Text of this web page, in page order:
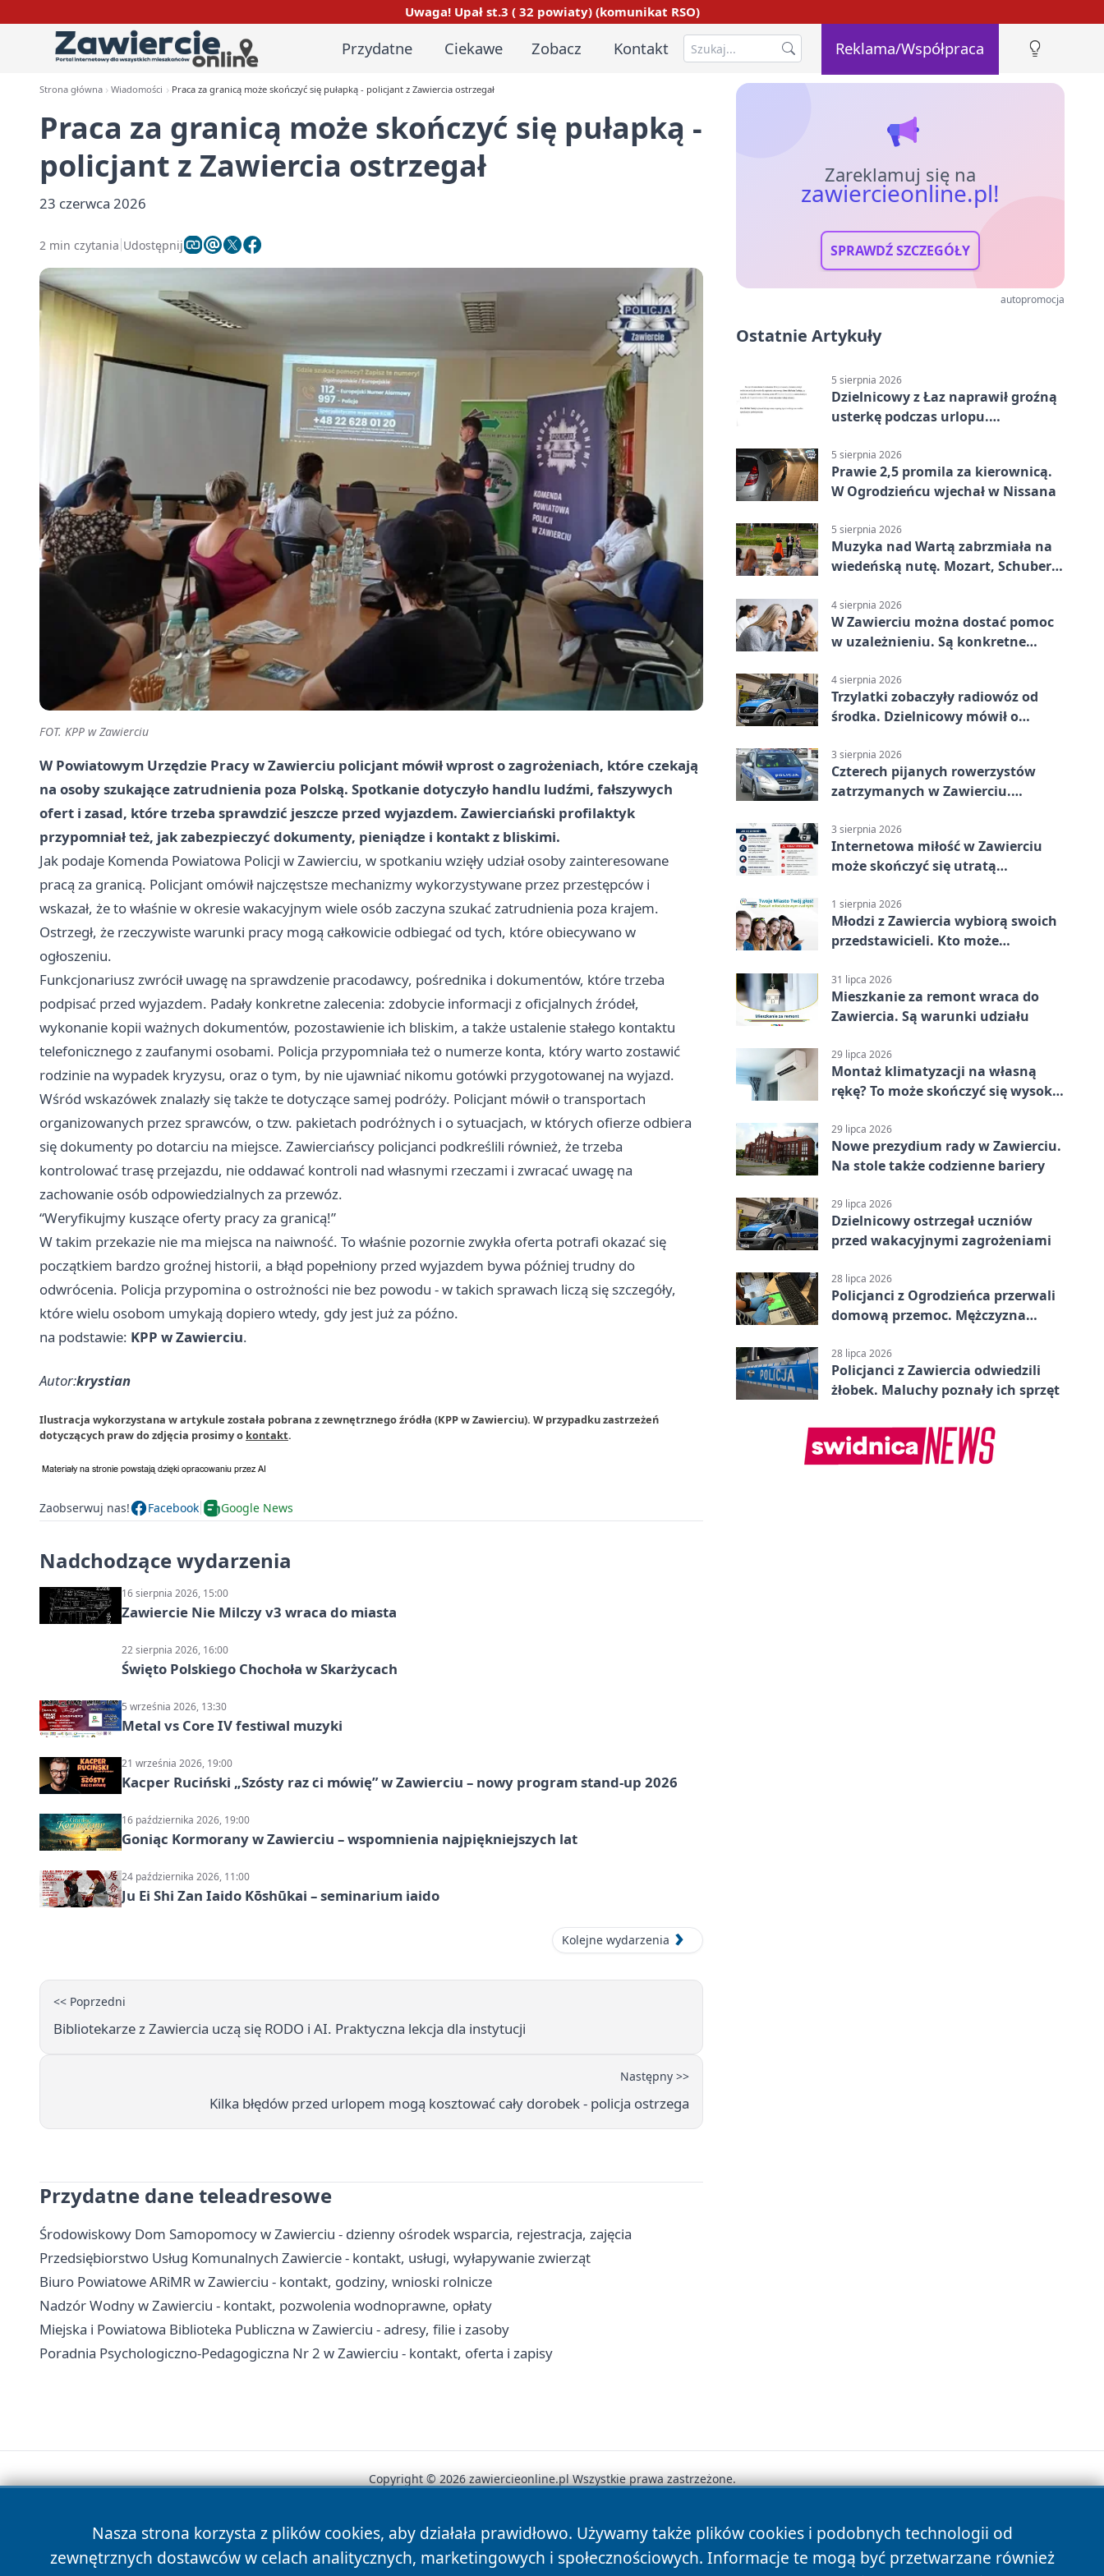
Uwaga! Upał st.3 ( 32 powiaty) (komunikat RSO)
Przydatne Ciekawe Zobacz Kontakt Reklama/Współpraca
Strona główna Wiadomości Praca za granicą może skończyć się pułapką - policjant z Zawiercia ostrzegał
Praca za granicą może skończyć się pułapką -
policjant z Zawiercia ostrzegał
23 czerwca 2026
2 min czytania Udostępnij
FOT. KPP w Zawierciu
W Powiatowym Urzędzie Pracy w Zawierciu policjant mówił wprost o zagrożeniach, które czekają
na osoby szukające zatrudnienia poza Polską. Spotkanie dotyczyło handlu ludźmi, fałszywych
ofert i zasad, które trzeba sprawdzić jeszcze przed wyjazdem. Zawierciański profilaktyk
przypomniał też, jak zabezpieczyć dokumenty, pieniądze i kontakt z bliskimi.
Jak podaje Komenda Powiatowa Policji w Zawierciu, w spotkaniu wzięły udział osoby zainteresowane
pracą za granicą. Policjant omówił najczęstsze mechanizmy wykorzystywane przez przestępców i
wskazał, że to właśnie w okresie wakacyjnym wiele osób zaczyna szukać zatrudnienia poza krajem.
Ostrzegł, że rzeczywiste warunki pracy mogą całkowicie odbiegać od tych, które obiecywano w
ogłoszeniu.
Funkcjonariusz zwrócił uwagę na sprawdzenie pracodawcy, pośrednika i dokumentów, które trzeba
podpisać przed wyjazdem. Padały konkretne zalecenia: zdobycie informacji z oficjalnych źródeł,
wykonanie kopii ważnych dokumentów, pozostawienie ich bliskim, a także ustalenie stałego kontaktu
telefonicznego z zaufanymi osobami. Policja przypomniała też o numerze konta, który warto zostawić
rodzinie na wypadek kryzysu, oraz o tym, by nie ujawniać nikomu gotówki przygotowanej na wyjazd.
Wśród wskazówek znalazły się także te dotyczące samej podróży. Policjant mówił o transportach
organizowanych przez sprawców, o tzw. pakietach podróżnych i o sytuacjach, w których ofierze odbiera
się dokumenty po dotarciu na miejsce. Zawierciańscy policjanci podkreślili również, że trzeba
kontrolować trasę przejazdu, nie oddawać kontroli nad własnymi rzeczami i zwracać uwagę na
zachowanie osób odpowiedzialnych za przewóz.
“Weryfikujmy kuszące oferty pracy za granicą!”
W takim przekazie nie ma miejsca na naiwność. To właśnie pozornie zwykła oferta potrafi okazać się
początkiem bardzo groźnej historii, a błąd popełniony przed wyjazdem bywa później trudny do
odwrócenia. Policja przypomina o ostrożności nie bez powodu - w takich sprawach liczą się szczegóły,
które wielu osobom umykają dopiero wtedy, gdy jest już za późno.
na podstawie: KPP w Zawierciu.
Autor:krystian
Ilustracja wykorzystana w artykule została pobrana z zewnętrznego źródła (KPP w Zawierciu). W przypadku zastrzeżeń
dotyczących praw do zdjęcia prosimy o kontakt.
Zaobserwuj nas! Facebook Google News
Nadchodzące wydarzenia
16 sierpnia 2026, 15:00
Zawiercie Nie Milczy v3 wraca do miasta
22 sierpnia 2026, 16:00
Święto Polskiego Chochoła w Skarżycach
5 września 2026, 13:30
Metal vs Core IV festiwal muzyki
21 września 2026, 19:00
Kacper Ruciński „Szósty raz ci mówię” w Zawierciu – nowy program stand-up 2026
16 października 2026, 19:00
Goniąc Kormorany w Zawierciu – wspomnienia najpiękniejszych lat
24 października 2026, 11:00
Ju Ei Shi Zan Iaido Kōshūkai – seminarium iaido
Kolejne wydarzenia
<< Poprzedni
Bibliotekarze z Zawiercia uczą się RODO i AI. Praktyczna lekcja dla instytucji
Następny >>
Kilka błędów przed urlopem mogą kosztować cały dorobek - policja ostrzega
Przydatne dane teleadresowe
Środowiskowy Dom Samopomocy w Zawierciu - dzienny ośrodek wsparcia, rejestracja, zajęcia
Przedsiębiorstwo Usług Komunalnych Zawiercie - kontakt, usługi, wyłapywanie zwierząt
Biuro Powiatowe ARiMR w Zawierciu - kontakt, godziny, wnioski rolnicze
Nadzór Wodny w Zawierciu - kontakt, pozwolenia wodnoprawne, opłaty
Miejska i Powiatowa Biblioteka Publiczna w Zawierciu - adresy, filie i zasoby
Poradnia Psychologiczno-Pedagogiczna Nr 2 w Zawierciu - kontakt, oferta i zapisy
Zareklamuj się na
zawiercieonline.pl!
SPRAWDŹ SZCZEGÓŁY
autopromocja
Ostatnie Artykuły
5 sierpnia 2026
Dzielnicowy z Łaz naprawił groźną
usterkę podczas urlopu.
5 sierpnia 2026
Prawie 2,5 promila za kierownicą.
W Ogrodzieńcu wjechał w Nissana
5 sierpnia 2026
Muzyka nad Wartą zabrzmiała na
wiedeńską nutę. Mozart, Schubert i
4 sierpnia 2026
W Zawierciu można dostać pomoc
w uzależnieniu. Są konkretne
4 sierpnia 2026
Trzylatki zobaczyły radiowóz od
środka. Dzielnicowy mówił o
3 sierpnia 2026
Czterech pijanych rowerzystów
zatrzymanych w Zawierciu.
promila
3 sierpnia 2026
Internetowa miłość w Zawierciu
może skończyć się utratą
1 sierpnia 2026
Młodzi z Zawiercia wybiorą swoich
przedstawicieli. Kto może
31 lipca 2026
Mieszkanie za remont wraca do
Zawiercia. Są warunki udziału
29 lipca 2026
Montaż klimatyzacji na własną
rękę? To może skończyć się wysoką
29 lipca 2026
Nowe prezydium rady w Zawierciu.
Na stole także codzienne bariery
29 lipca 2026
Dzielnicowy ostrzegał uczniów
przed wakacyjnymi zagrożeniami
28 lipca 2026
Policjanci z Ogrodzieńca przerwali
domową przemoc. Mężczyzna
28 lipca 2026
Policjanci z Zawiercia odwiedzili
żłobek. Maluchy poznały ich sprzęt
Nasza strona korzysta z plików cookies, aby działała prawidłowo. Używamy także plików cookies i podobnych technologii od
zewnętrznych dostawców w celach analitycznych, marketingowych i społecznościowych. Informacje te mogą być przetwarzane również
Copyright © 2026 zawiercieonline.pl Wszystkie prawa zastrzeżone.
News Autorzy Polityka Prywatności Polityka Cookies